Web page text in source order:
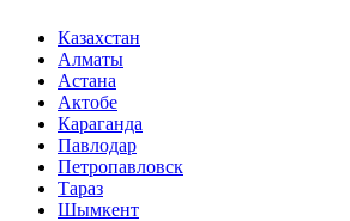
Казахстан
Алматы
Астана
Актобе
Караганда
Павлодар
Петропавловск
Тараз
Шымкент